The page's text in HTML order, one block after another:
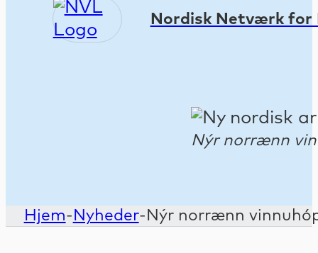
Nordisk Netværk for
Nýr norrænn
Hjem- Nyheder- Nýr norrænn